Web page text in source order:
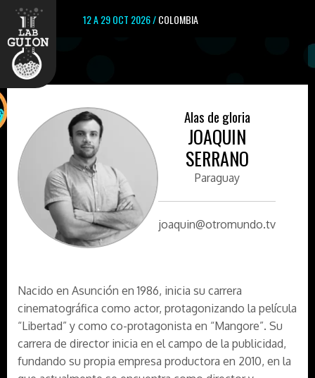
12 A 29 OCT 2026 /COLOMBIA
Alas de gloria
JOAQUIN
SERRANO
Paraguay
joaquin@otromundo.tv
Nacido en Asunción en 1986, inicia su carrera
cinematográfica como actor, protagonizando la película
“Libertad” y como co-protagonista en “Mangore”. Su
carrera de director inicia en el campo de la publicidad,
fundando su propia empresa productora en 2010, en la